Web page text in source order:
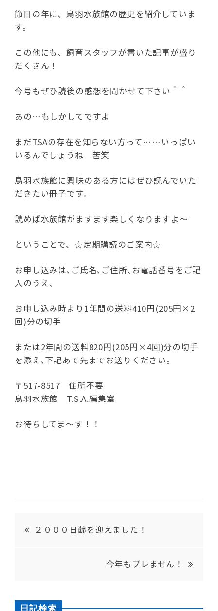
節目の年に、鳥羽水族館の歴史を紹介していま
す。
この他にも、飼育スタッフが書いた記事が盛り
だくさん！
今号もぜひ読後の感想を聞かせて下さい＾＾
あの…もしかしてですよ
まだTSAの存在を知らない方って……いっぱい
いるんでしょうね 苦笑
鳥羽水族館に興味のある方にはぜひ読んでいた
だきたい冊子です。
読めば水族館がますます楽しくなりますよ～
ということで、☆定期購読のご案内☆
お申し込みは､ご氏名､ご住所､お電話番号をご記
入のうえ､
お申し込み時より1年間の送料410円(205円×2
回)分の切手
または2年間の送料820円(205円×4回)分の切手
を添え､下記あて先までお送りください｡
〒517-8517 住所不要
鳥羽水族館 T.S.A.編集室
お待ちしてま～す！！
２０００日齢を迎えました！
今年もブレません！
日記検索